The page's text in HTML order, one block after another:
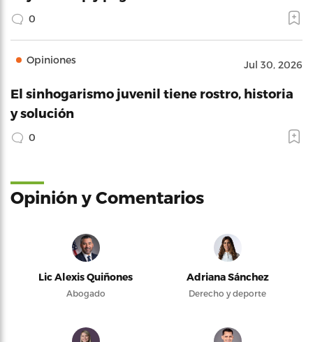
0
Opiniones Jul 30, 2026
El sinhogarismo juvenil tiene rostro, historia
y solución
0
Opinión y Comentarios
Lic Alexis Quiñones
Abogado
Adriana Sánchez
Derecho y deporte